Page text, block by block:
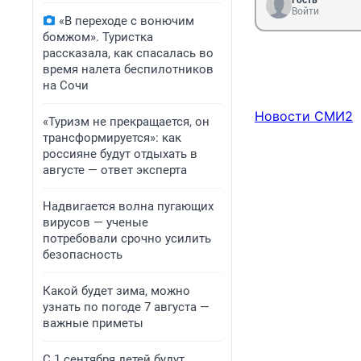
«В переходе с вонючим
бомжом». Туристка
рассказала, как спасалась во
время налета беспилотников
на Сочи
«Туризм не прекращается, он
трансформируется»: как
россияне будут отдыхать в
августе — ответ эксперта
Надвигается волна пугающих
вирусов — ученые
потребовали срочно усилить
безопасность
Какой будет зима, можно
узнать по погоде 7 августа —
важные приметы
Войти
Новости СМИ2